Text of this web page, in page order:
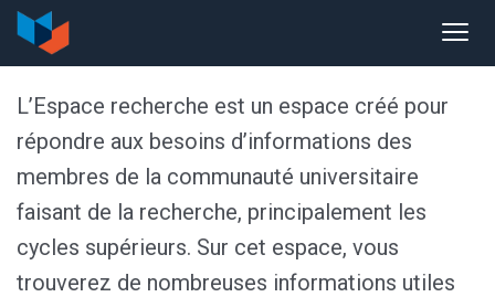
L’Espace recherche est un espace créé pour
répondre aux besoins d’informations des
membres de la communauté universitaire
faisant de la recherche, principalement les
cycles supérieurs. Sur cet espace, vous
trouverez de nombreuses informations utiles